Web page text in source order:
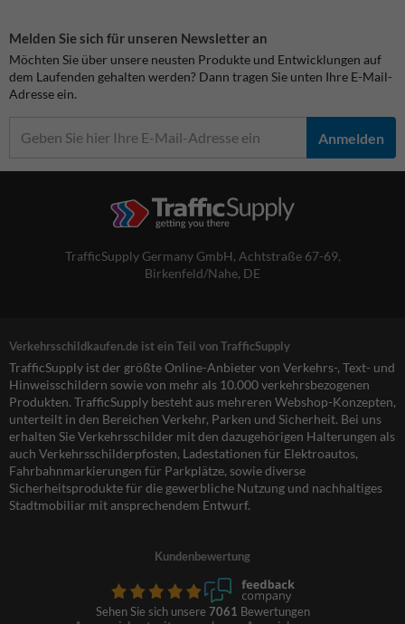
Melden Sie sich für unseren Newsletter an
Möchten Sie über unsere neusten Produkte und Entwicklungen auf
dem Laufenden gehalten werden? Dann tragen Sie unten Ihre E-Mail-
Adresse ein.
Anmelden
TrafficSupply Germany GmbH, Achtstraße 67-69,
Birkenfeld/Nahe, DE
Verkehrsschildkaufen.de ist ein Teil von TrafficSupply
TrafficSupply ist der größte Online-Anbieter von Verkehrs-, Text- und
Hinweisschildern sowie von mehr als 10.000 verkehrsbezogenen
Produkten. TrafficSupply besteht aus mehreren Webshop-Konzepten,
unterteilt in den Bereichen Verkehr, Parken und Sicherheit. Bei uns
erhalten Sie Verkehrsschilder mit den dazugehörigen Halterungen als
auch Verkehrsschilderpfosten, Ladestationen für Elektroautos,
Fahrbahnmarkierungen für Parkplätze, sowie diverse
Sicherheitsprodukte für die gewerbliche Nutzung und nachhaltiges
Stadtmobiliar mit ansprechendem Entwurf.
Kundenbewertung
Sehen Sie sich unsere 7061 Bewertungen